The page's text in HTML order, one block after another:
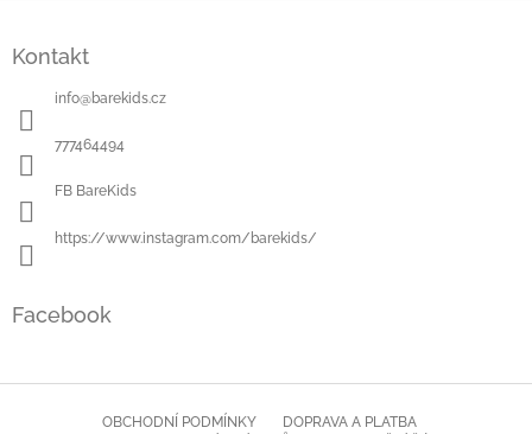
Kontakt
info@barekids.cz
777464494
FB BareKids
https://www.instagram.com/barekids/
Facebook
OBCHODNÍ PODMÍNKY
DOPRAVA A PLATBA